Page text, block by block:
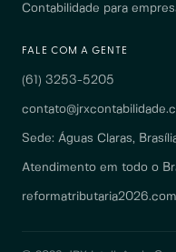
Contabilidade para
FALE COM A GENTE
(61) 3253-5205
Sede: Águas Claras,
Atendimento em todo o
reformatributaria2026.com